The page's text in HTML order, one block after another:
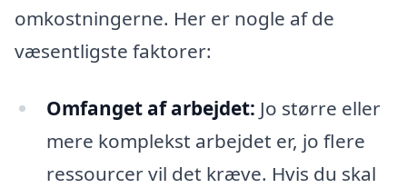
omkostningerne. Her er nogle af de
væsentligste faktorer:
Omfanget af arbejdet: Jo større eller
mere komplekst arbejdet er, jo flere
ressourcer vil det kræve. Hvis du skal